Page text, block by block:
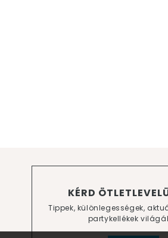
KÉRD
Tippek, különlegességek,
partykellékek